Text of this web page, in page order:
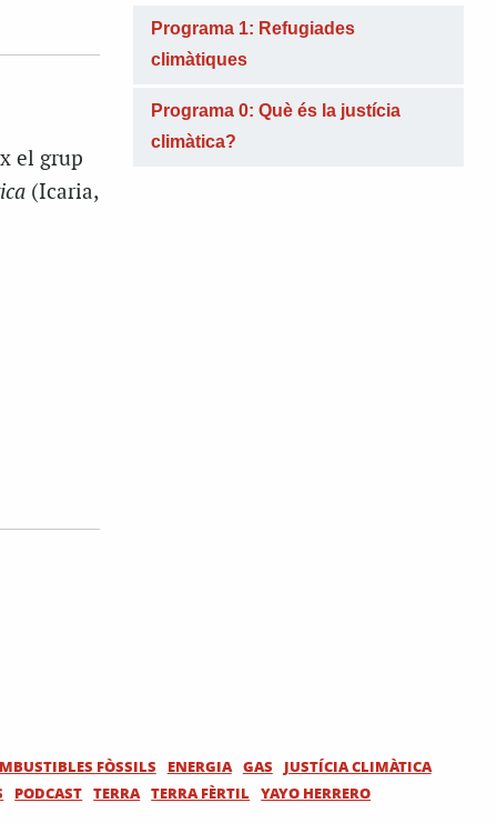
el grup
(Icaria,
Programa 1: Refugiades
climàtiques
Programa 0: Què és la justícia
climàtica?
FÒSSILS ENERGIA GAS
JUSTÍCIA CLIMÀTICA
PODCAST TERRA TERRA FÈRTIL YAYO HERRERO